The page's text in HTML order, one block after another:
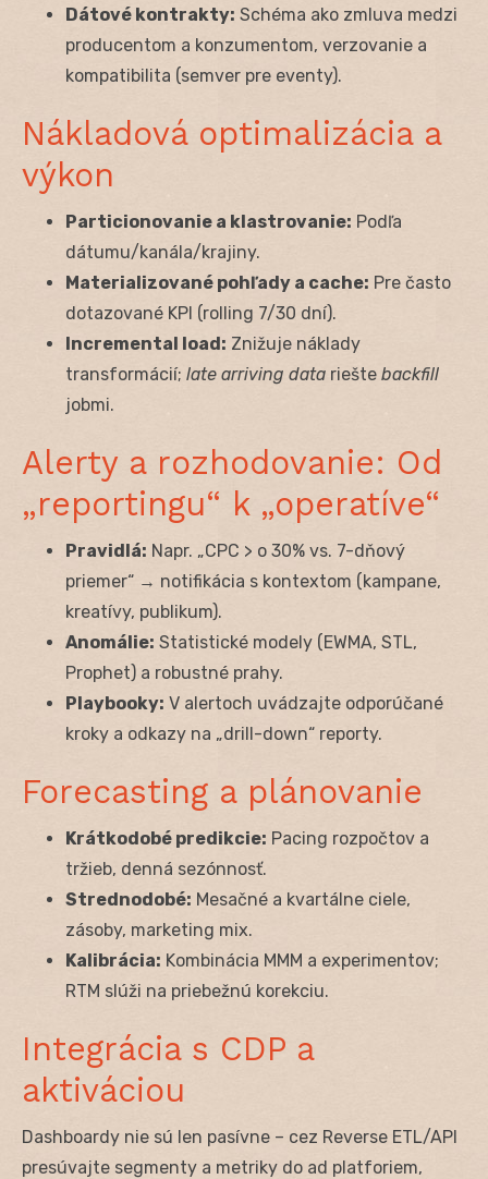
Dátové kontrakty: Schéma ako zmluva medzi
producentom a konzumentom, verzovanie a
kompatibilita (semver pre eventy).
Nákladová optimalizácia a
výkon
Particionovanie a klastrovanie: Podľa
dátumu/kanála/krajiny.
Materializované pohľady a cache: Pre často
dotazované KPI (rolling 7/30 dní).
Incremental load: Znižuje náklady
transformácií; late arriving data riešte backfill
jobmi.
Alerty a rozhodovanie: Od
„reportingu“ k „operatíve“
Pravidlá: Napr. „CPC > o 30% vs. 7-dňový
priemer“ → notifikácia s kontextom (kampane,
kreatívy, publikum).
Anomálie: Statistické modely (EWMA, STL,
Prophet) a robustné prahy.
Playbooky: V alertoch uvádzajte odporúčané
kroky a odkazy na „drill-down“ reporty.
Forecasting a plánovanie
Krátkodobé predikcie: Pacing rozpočtov a
tržieb, denná sezónnosť.
Strednodobé: Mesačné a kvartálne ciele,
zásoby, marketing mix.
Kalibrácia: Kombinácia MMM a experimentov;
RTM slúži na priebežnú korekciu.
Integrácia s CDP a
aktiváciou
Dashboardy nie sú len pasívne – cez Reverse ETL/API
presúvajte segmenty a metriky do ad platforiem,